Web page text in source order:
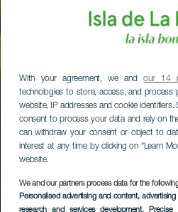
With your agreement, we andour 14
technologies to store, access, and process
website, IP addresses and cookie
consent to process your data and rely on
can withdraw your consent or object to
interest at any time by clicking on “Learn
website.
We and our partners process data for the
Personalised advertising and content,
research and services development, Precise